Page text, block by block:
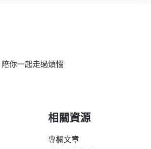
你一起走過煩惱
相關資源
專欄文章